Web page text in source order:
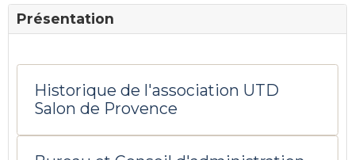
Présentation
Historique de l'association UTD
Salon de Provence